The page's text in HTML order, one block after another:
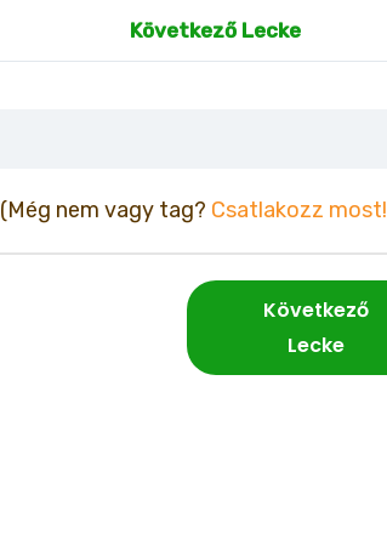
Következő Lecke
(Még nem vagy tag? Csatlakozz most!
Következő
Lecke